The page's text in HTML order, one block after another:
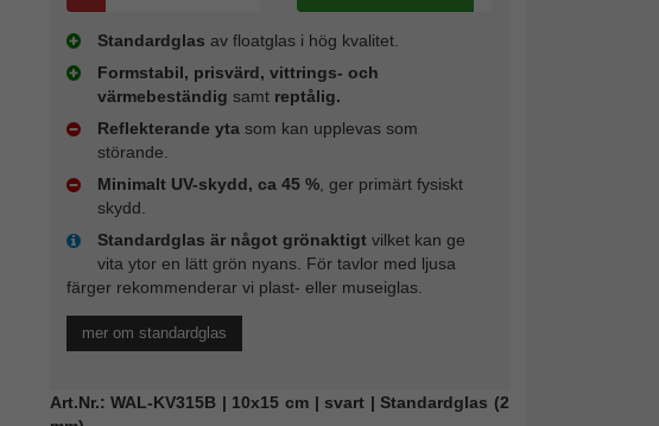
Standardglas av floatglas i hög kvalitet.
Formstabil, prisvärd, vittrings- och
värmebeständig samt reptålig.
Reflekterande yta som kan upplevas som
störande.
Minimalt UV-skydd, ca 45 %, ger primärt fysiskt
skydd.
Standardglas är något grönaktigtvilket kan ge
vita ytor en lätt grön nyans. För tavlor med ljusa
färger rekommenderar vi plast- eller museiglas.
mer om standardglas
Art.Nr.: WAL-KV315B | 10x15 cm | svart | Standardglas (2